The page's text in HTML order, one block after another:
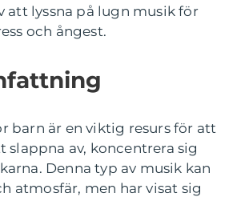
att lyssna på lugn musik för
och ångest.
barn är en viktig resurs för att
slappna av, koncentrera sig
Denna typ av musik kan
atmosfär, men har visat sig